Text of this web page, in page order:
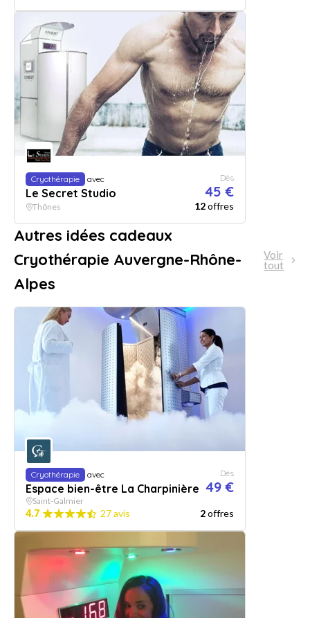
Cryothérapie avec
Le Secret Studio
Dès
45 €
Thônes 12offres
Autres idées cadeaux
Cryothérapie Auvergne-Rhône-
Alpes
Voir
tout
Cryothérapie avec
Espace bien-être La Charpinière
Dès
49 €
Saint-Galmier
4.7 27 avis 2offres